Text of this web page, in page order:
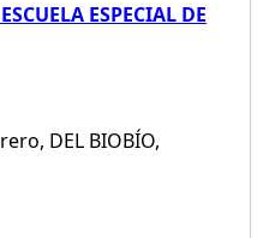
ESPECIAL DE
DEL BIOBÍO,